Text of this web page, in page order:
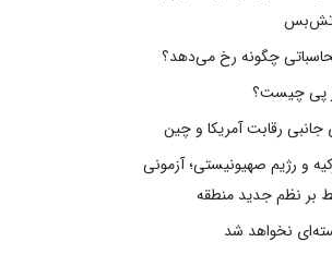
چگونه رخ می‌دهد؟
پی چیست؟
جانبی رقابت آمریکا و چین
و رژیم صهیونیستی؛ آزمونی
بر نظم جدید منطقه
نخواهد شد